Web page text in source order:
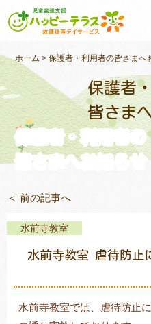
私たちについて
未就学のお子さま
小学生〜高校生の
支援事例
教室一覧
ホーム >保護者・利用者の皆さまへ
保護者
皆さま
保護者・利用者の
皆さまへお知らせ
＜ 前の記事へ
水前寺教室
水前寺教室 虐待防止
水前寺教室では、虐待防止